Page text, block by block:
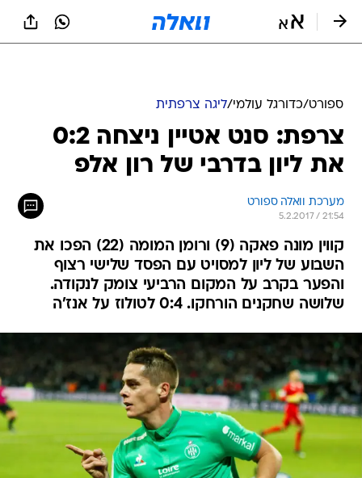
ספורט/כדורגל עולמי/ליגה צרפתית
צרפת: סנט אטיין ניצחה 0:2
את ליון בדרבי של רון אלפ
מערכת וואלה ספורט
5.2.2017 / 21:54
קווין מונה פאקה (9) ורומן המומה (22) הפכו את
השבוע של ליון למסויט עם הפסד שלישי רצוף
והפער בקרב על המקום הרביעי צומק לנקודה.
שלושה שחקנים הורחקו. 0:4 לטולוז על אנז'ה